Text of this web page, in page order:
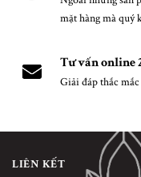
mặt hàng mà quý
Tư vấn online
Giải đáp thắc
LIÊN KẾT